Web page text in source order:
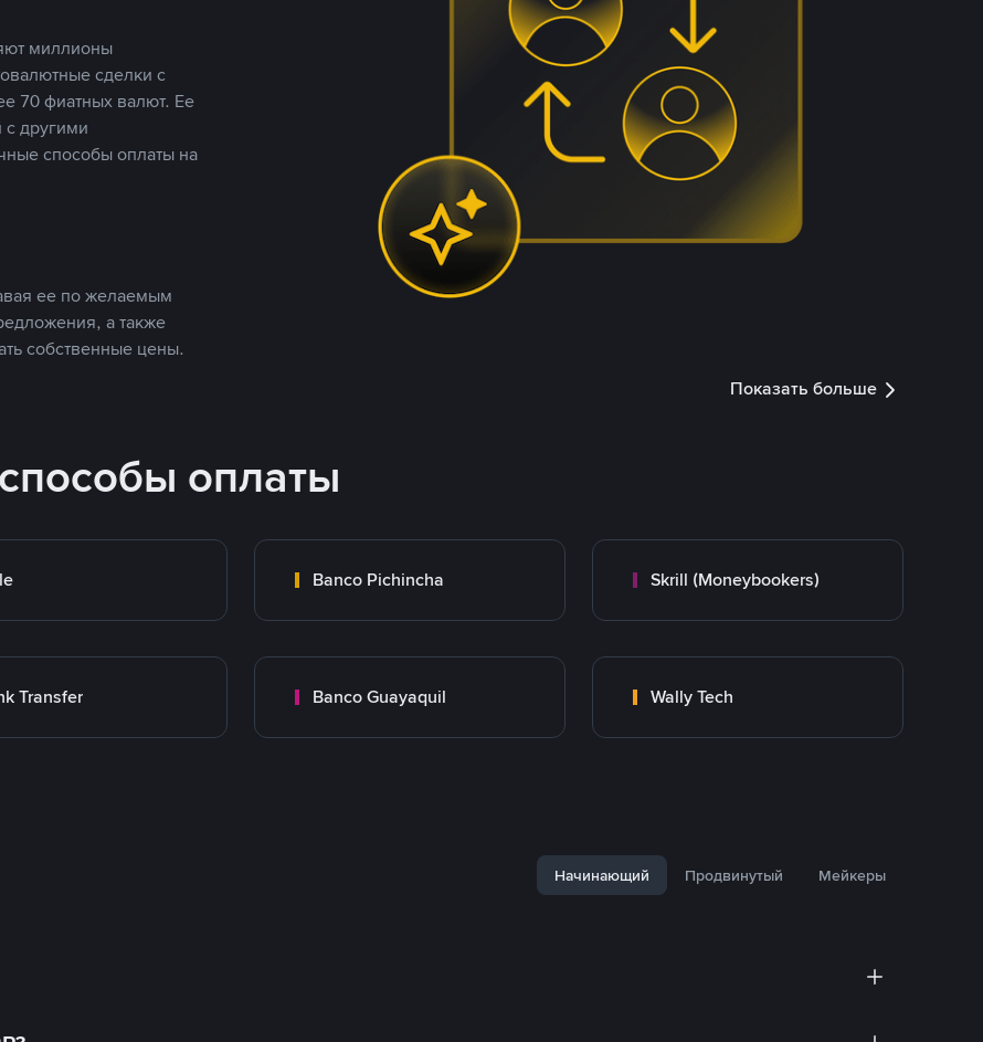
миллионы
сделки с
70 фиатных валют. Ее
с другими
способы оплаты на
ее по желаемым
а также
собственные цены.
Показать больше
оплаты
Banco Pichincha Skrill (Moneybookers)
Transfer Banco Guayaquil Wally Tech
Начинающий Продвинутый Мейкеры